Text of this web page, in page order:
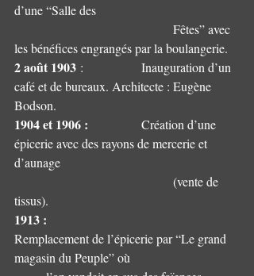
d’une “Salle des
les bénéfices engrangés par la boulangerie.
2 août 1903 :              	Inauguration d’un
café et de bureaux. Architecte : Eugène
Bodson.
1904 et 1906 :
épicerie avec des rayons de mercerie et
d’aunage
tissus).
1913 :
Remplacement de l’épicerie par “Le grand
magasin du Peuple” où